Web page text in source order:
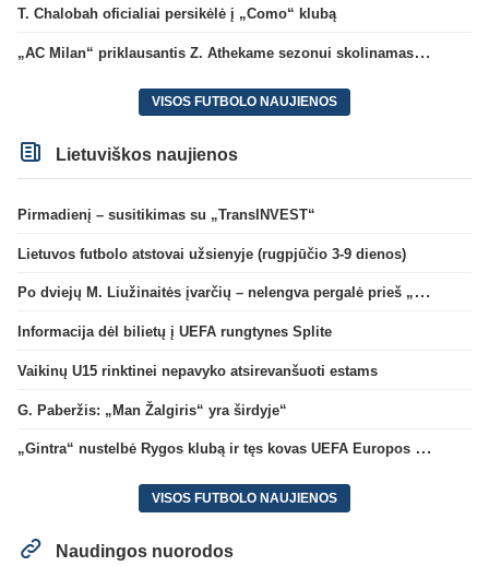
T. Chalobah oficialiai persikėlė į „Como“ klubą
„AC Milan“ priklausantis Z. Athekame sezonui skolinamas „Lyon“ ekipai
VISOS FUTBOLO NAUJIENOS
Lietuviškos naujienos
Pirmadienį – susitikimas su „TransINVEST“
Lietuvos futbolo atstovai užsienyje (rugpjūčio 3-9 dienos)
Po dviejų M. Liužinaitės įvarčių – nelengva pergalė prieš „Bangą“
Informacija dėl bilietų į UEFA rungtynes Splite
Vaikinų U15 rinktinei nepavyko atsirevanšuoti estams
G. Paberžis: „Man Žalgiris“ yra širdyje“
„Gintra“ nustelbė Rygos klubą ir tęs kovas UEFA Europos taurės atrankoje
VISOS FUTBOLO NAUJIENOS
Naudingos nuorodos